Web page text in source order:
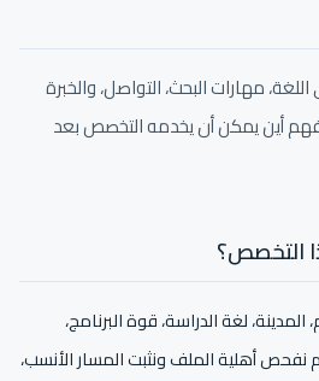
مهارات البحث، التواصل، والخبرة
أين يمكن أن يخدمه التخصص بعد
التخصص؟
لغة الدراسة، قوة البرنامج،
نفحص أهلية الملف ونثبت المسار الأنسب،